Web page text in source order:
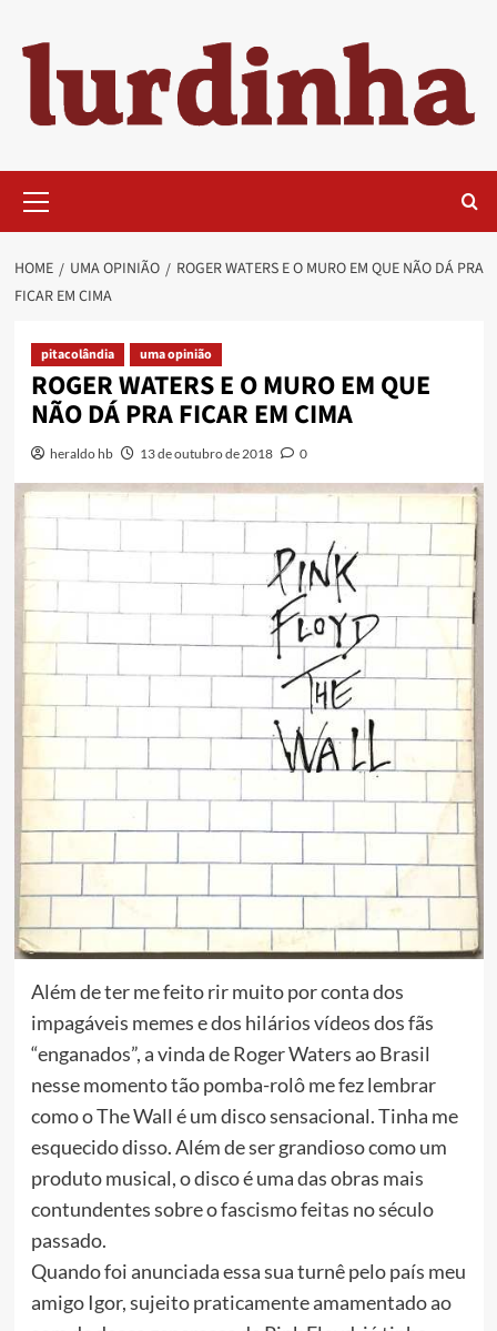
content
Menu
HOME UMA OPINIÃO
ROGER WATERS E O MURO EM QUE NÃO DÁ PRA
FICAR EM CIMA
pitacolândia uma opinião
ROGER WATERS E O MURO EM QUE
NÃO DÁ PRA FICAR EM CIMA
heraldo hb 13 de outubro de 2018 0
Além de ter me feito rir muito por conta dos
impagáveis memes e dos hilários vídeos dos fãs
“enganados”, a vinda de Roger Waters ao Brasil
nesse momento tão pomba-rolô me fez lembrar
como o The Wall é um disco sensacional. Tinha me
esquecido disso. Além de ser grandioso como um
produto musical, o disco é uma das obras mais
contundentes sobre o fascismo feitas no século
passado.
Quando foi anunciada essa sua turnê pelo país meu
amigo Igor, sujeito praticamente amamentado ao